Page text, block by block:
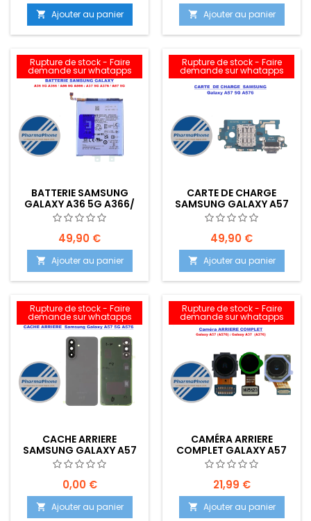
 Ajouter au panier  Ajouter au panier
Rupture de stock - Faire
demande sur whatapps
BATTERIE SAMSUNG
GALAXY A36 5G A366/
A56 5G A566/ A37 5G
A376/ A57 5G -
EMPLACEMENT :
49,90 €
 Ajouter au panier
Rupture de stock - Faire
demande sur whatapps
CARTE DE CHARGE
SAMSUNG GALAXY A57
5G A576 EMPLACEMENT:
49,90 €
 Ajouter au panier
Rupture de stock - Faire
demande sur whatapps
CACHE ARRIERE
SAMSUNG GALAXY A57
5G A576 -
EMPLACEMENT:
0,00 €
 Ajouter au panier
Rupture de stock - Faire
demande sur whatapps
CAMÉRA ARRIERE
COMPLET GALAXY A57
(A576) / GALAXY A37
(A376) EMPLACEMENT:
21,99 €
 Ajouter au panier